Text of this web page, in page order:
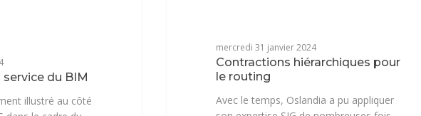
service du BIM
illustré au côté
mercredi 31 janvier 2024
Contractions hiérarchiques pour
le routing
Avec le temps, Oslandia a pu appliquer